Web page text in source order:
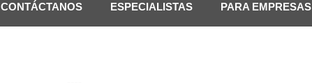
CONTÁCTANOS ESPECIALISTAS PARA EMPRESAS